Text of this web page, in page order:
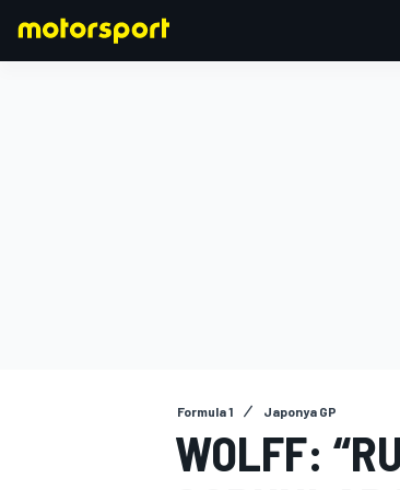
Formula 1 Japonya GP
WOLFF: